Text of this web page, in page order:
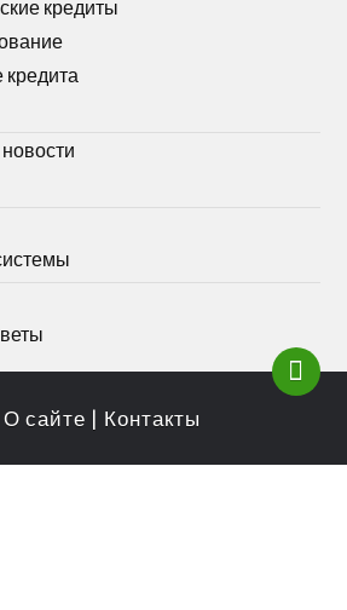
кредиты
О сайте | Контакты